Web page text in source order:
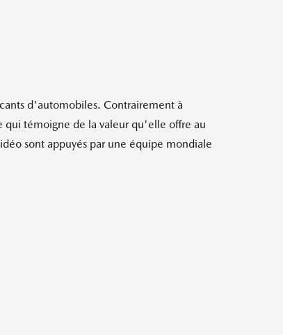
d'automobiles. Contrairement à
témoigne de la valeur qu'elle offre au
sont appuyés par une équipe mondiale